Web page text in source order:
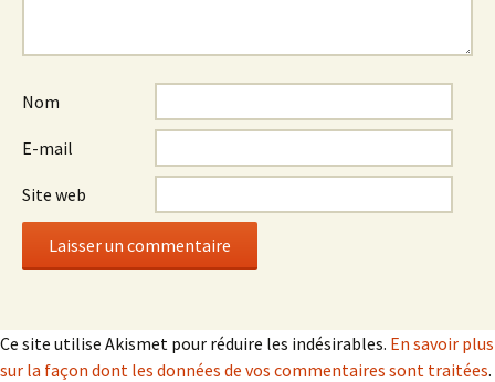
Nom
E-mail
Site web
Ce site utilise Akismet pour réduire les indésirables. En savoir plus
sur la façon dont les données de vos commentaires sont traitées.